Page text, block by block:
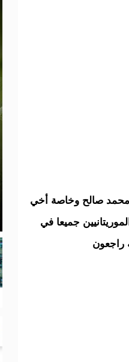
محمد صالح وخاصة أخي
جميعا في
راجعون